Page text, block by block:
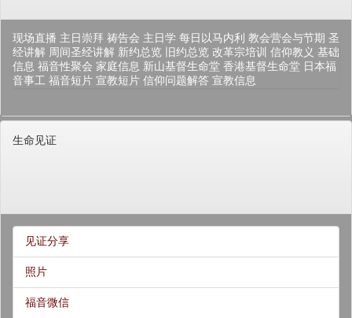
现场直播 主日崇拜 祷告会 主日学 每日以马内利 教会营会与节期 圣
经讲解 周间圣经讲解 新约总览 旧约总览 改革宗培训 信仰教义 基础
信息 福音性聚会 家庭信息 新山基督生命堂 香港基督生命堂 日本福
音事工 福音短片 宣教短片 信仰问题解答 宣教信息
生命见证
见证分享
照片
福音微信